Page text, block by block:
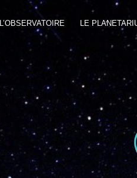
L’OBSERVATOIRE LE